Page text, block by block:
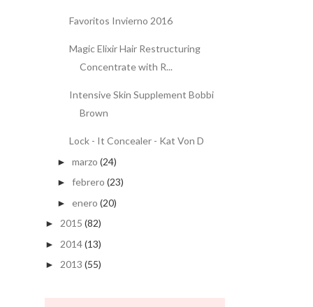
Favoritos Invierno 2016
Magic Elixir Hair Restructuring
Concentrate with R...
Intensive Skin Supplement Bobbi
Brown
Lock - It Concealer - Kat Von D
► marzo (24)
► febrero (23)
► enero (20)
► 2015 (82)
► 2014(13)
► 2013 (55)